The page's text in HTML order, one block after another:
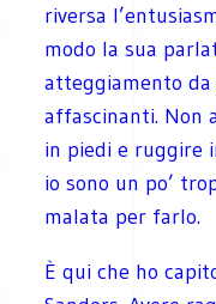
riversa
modo la sua
atteggiamento
affascinanti. Non
in piedi e ruggire
io sono un po’
malata per farlo.
È qui che ho